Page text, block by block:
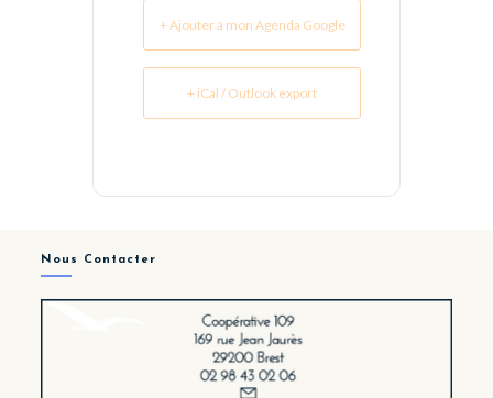
+ Ajouter à mon Agenda Google
+ iCal / Outlook export
Nous Contacter